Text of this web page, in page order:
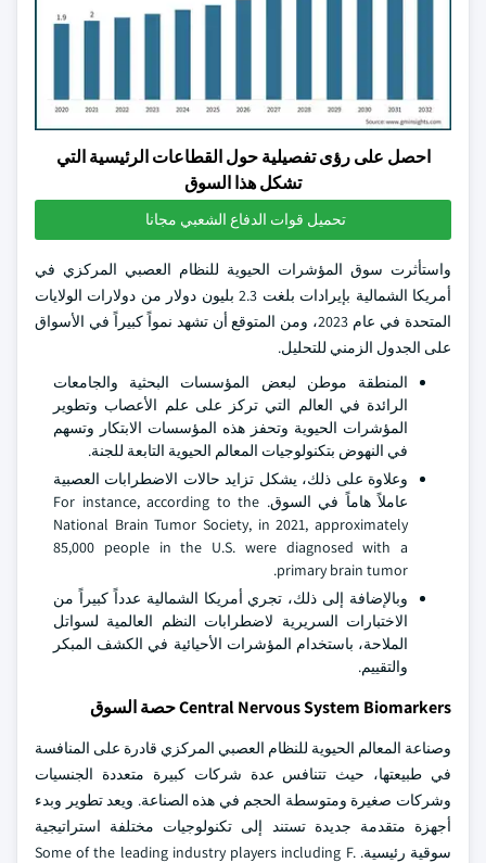
احصل على رؤى تفصيلية حول القطاعات الرئيسية التي
تشكل هذا السوق
تحميل قوات الدفاع الشعبي مجانا
واستأثرت سوق المؤشرات الحيوية للنظام العصبي المركزي في
أمريكا الشمالية بإيرادات بلغت 2.3 بليون دولار من دولارات الولايات
المتحدة في عام 2023، ومن المتوقع أن تشهد نمواً كبيراً في الأسواق
على الجدول الزمني للتحليل.
المنطقة موطن لبعض المؤسسات البحثية والجامعات
الرائدة في العالم التي تركز على علم الأعصاب وتطوير
المؤشرات الحيوية وتحفز هذه المؤسسات الابتكار وتسهم
في النهوض بتكنولوجيات المعالم الحيوية التابعة للجنة.
وعلاوة على ذلك، يشكل تزايد حالات الاضطرابات العصبية
عاملاً هاماً في السوق. For instance, according to the
National Brain Tumor Society, in 2021, approximately
85,000 people in the U.S. were diagnosed with a
primary brain tumor.
وبالإضافة إلى ذلك، تجري أمريكا الشمالية عدداً كبيراً من
الاختبارات السريرية لاضطرابات النظم العالمية لسواتل
الملاحة، باستخدام المؤشرات الأحيائية في الكشف المبكر
والتقييم.
Central Nervous System Biomarkers حصة السوق
وصناعة المعالم الحيوية للنظام العصبي المركزي قادرة على المنافسة
في طبيعتها، حيث تتنافس عدة شركات كبيرة متعددة الجنسيات
وشركات صغيرة ومتوسطة الحجم في هذه الصناعة. ويعد تطوير وبدء
أجهزة متقدمة جديدة تستند إلى تكنولوجيات مختلفة استراتيجية
سوقية رئيسية. Some of the leading industry players including F.